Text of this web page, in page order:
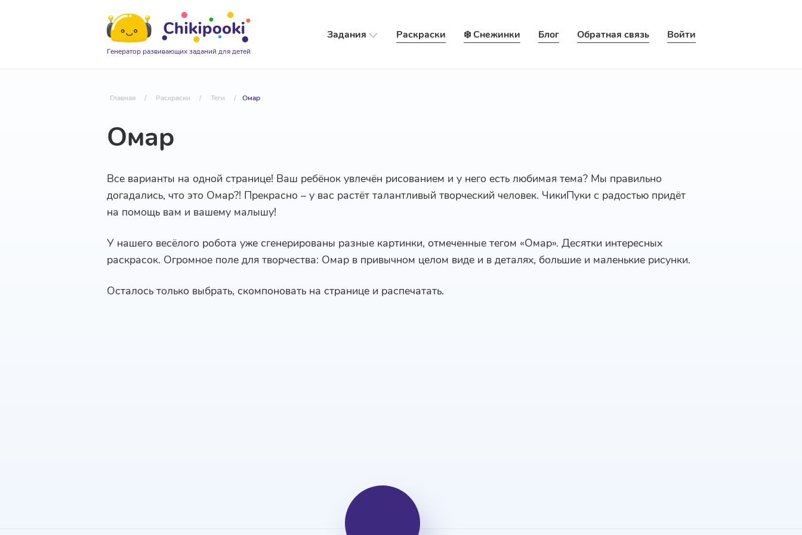
Генератор развивающих заданий для детей
Задания Раскраски ❄️ Снежинки Блог Обратная связь Войти
Главная / Раскраски / Теги / Омар
Омар
Все варианты на одной странице! Ваш ребёнок увлечён рисованием и у него есть любимая тема? Мы правильно
догадались, что это Омар?! Прекрасно – у вас растёт талантливый творческий человек. ЧикиПуки с радостью придёт
на помощь вам и вашему малышу!
У нашего весёлого робота уже сгенерированы разные картинки, отмеченные тегом «Омар». Десятки интересных
раскрасок. Огромное поле для творчества: Омар в привычном целом виде и в деталях, большие и маленькие рисунки.
Осталось только выбрать, скомпоновать на странице и распечатать.